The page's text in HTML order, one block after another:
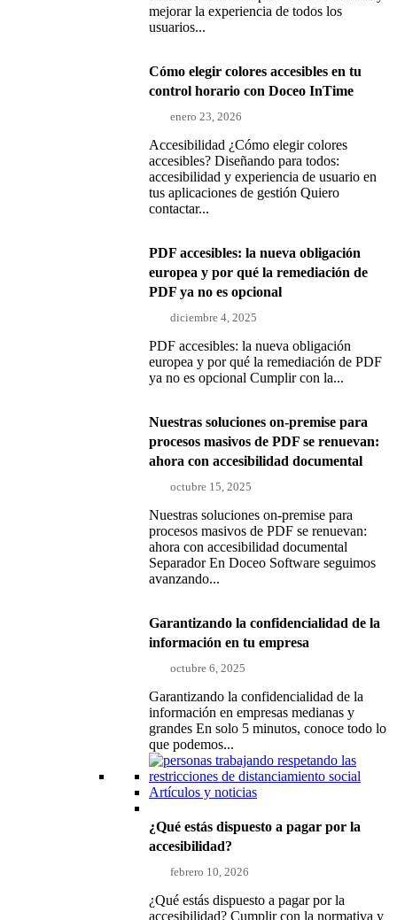
mejorar la experiencia de todos los
usuarios...
Cómo elegir colores accesibles en tu
control horario con Doceo InTime
enero 23, 2026
Accesibilidad ¿Cómo elegir colores
accesibles? Diseñando para todos:
accesibilidad y experiencia de usuario en
tus aplicaciones de gestión Quiero
contactar...
PDF accesibles: la nueva obligación
europea y por qué la remediación de
PDF ya no es opcional
diciembre 4, 2025
PDF accesibles: la nueva obligación
europea y por qué la remediación de PDF
ya no es opcional Cumplir con la...
Nuestras soluciones on-premise para
procesos masivos de PDF se renuevan:
ahora con accesibilidad documental
octubre 15, 2025
Nuestras soluciones on-premise para
procesos masivos de PDF se renuevan:
ahora con accesibilidad documental
Separador En Doceo Software seguimos
avanzando...
Garantizando la confidencialidad de la
información en tu empresa
octubre 6, 2025
Garantizando la confidencialidad de la
información en empresas medianas y
grandes En solo 5 minutos, conoce todo lo
que podemos...
Artículos y noticias
¿Qué estás dispuesto a pagar por la
accesibilidad?
febrero 10, 2026
¿Qué estás dispuesto a pagar por la
accesibilidad? Cumplir con la normativa y